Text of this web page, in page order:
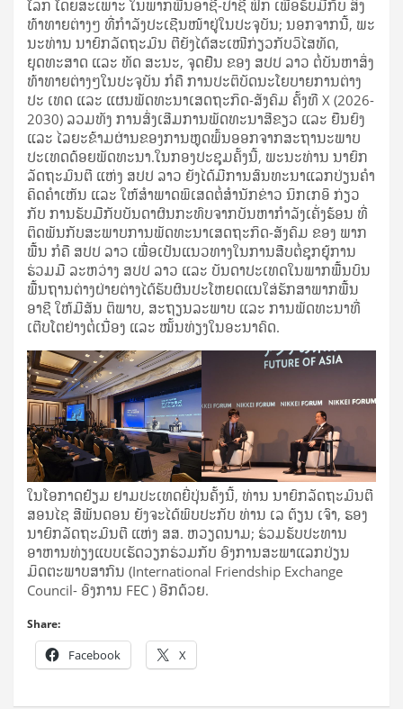
ໂລກ ໂດຍສະເພາະ ໃນພາກພື້ນອາຊີ-ປາຊີ ຟິກ ເພື່ອຮັບມືກັບ ສິ່ງ
ທ້າທາຍຕ່າງໆ ທີ່ກໍາລັງປະເຊີນໜ້າຢູ່ໃນປະຈຸບັນ; ນອກຈາກນີ້, ພະ
ນະທ່ານ ນາຍົກລັດຖະມົນ ຕີຍັງໄດ້ສະເໜີກ່ຽວກັບວິໄສທັດ,
ຍຸດທະສາດ ແລະ ທັດ ສະນະ, ຈຸດຢືນ ຂອງ ສປປ ລາວ ຕໍ່ບັນຫາສິ່ງ
ທ້າທາຍຕ່າງໆໃນປະຈຸບັນ ກໍຄື ການປະຕິບັດນະໂຍບາຍການຕ່າງ
ປະ ເທດ ແລະ ແຜນພັດທະນາເສດຖະກິດ-ສັງຄົມ ຄັ້ງທີ X (2026-
2030) ລວມທັງ ການສົ່ງເສີມການພັດທະນາສີຂຽວ ແລະ ຍືນຍົງ
ແລະ ໄລຍະຂ້າມຜ່ານຂອງການຫຼຸດພົ້ນອອກຈາກສະຖານະພາບ
ປະເທດດ້ອຍພັດທະນາ.ໃນກອງປະຊຸມຄັ້ງນີ້, ພະນະທ່ານ ນາຍົກ
ລັດຖະມົນຕີ ແຫ່ງ ສປປ ລາວ ຍັງໄດ້ມີການສົນທະນາແລກປ່ຽນຄໍາ
ຄິດຄໍາເຫັນ ແລະ ໃຫ້ສຳພາດພິເສດຕໍ່ສໍານັກຂ່າວ ນິກເກອິ ກ່ຽວ
ກັບ ການຮັບມືກັບບັນດາຜົນກະທົບຈາກບັນຫາກໍາລັງເຄັ່ງຮ້ອນ ທີ່
ຕິດພັນກັບສະພາບການພັດທະນາເສດຖະກິດ-ສັງຄົມ ຂອງ ພາກ
ພື້ນ ກໍຄື ສປປ ລາວ ເພື່ອເປັນແນວທາງໃນການສືບຕໍ່ຊຸກຍູ້ການ
ຮ່ວມມື ລະຫວ່າງ ສປປ ລາວ ແລະ ບັນດາປະເທດໃນພາກພື້ນບົນ
ພື້ນຖານຕ່າງຝ່າຍຕ່າງໄດ້ຮັບຜົນປະໂຫຍດແນໃສ່ຮັກສາພາກພື້ນ
ອາຊີ ໃຫ້ມີສັນ ຕິພາບ, ສະຖຽນລະພາບ ແລະ ການພັດທະນາທີ່
ເຕີບໂຕຢ່າງຕໍ່ເນື່ອງ ແລະ ໝັ້ນທ່ຽງໃນອະນາຄົດ.
ໃນໂອກາດຢ້ຽມ ຢາມປະເທດຍີ່ປຸ່ນຄັ້ງນີ້, ທ່ານ ນາຍົກລັດຖະມົນຕີ
ສອນໄຊ ສີພັນດອນ ຍັງຈະໄດ້ພົບປະກັບ ທ່ານ ເລ ຕ້ຽນ ເຈົາ, ຮອງ
ນາຍົກລັດຖະມົນຕີ ແຫ່ງ ສສ. ຫວຽດນາມ; ຮ່ວມຮັບປະທານ
ອາຫານທ່ຽງແບບເຮັດວຽກຮ່ວມກັບ ອົງການສະພາແລກປ່ຽນ
ມິດຕະພາບສາກົນ (International Friendship Exchange
Council- ອົງການ FEC ) ອີກດ້ວຍ.
Share:
Facebook X